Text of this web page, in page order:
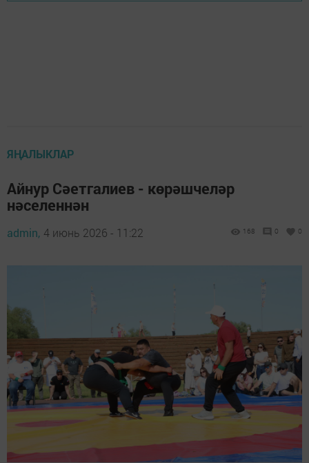
ЯҢАЛЫКЛАР
Айнур Сәетгалиев - көрәшчеләр
нәселеннән
admin, 4 июнь 2026 - 11:22 168 0 0